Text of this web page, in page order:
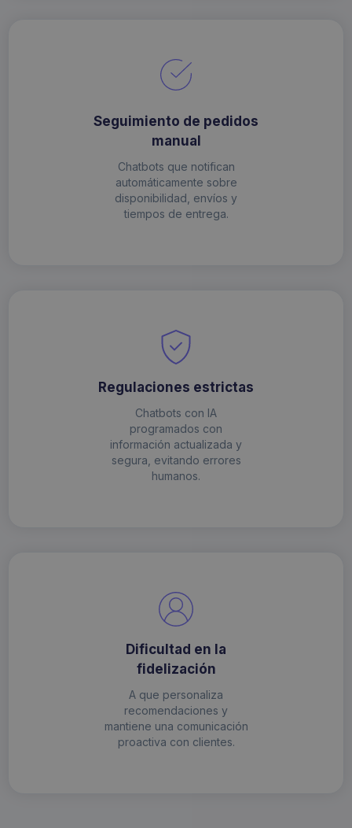
Seguimiento de pedidos
manual
Chatbots que notifican
automáticamente sobre
disponibilidad, envíos y
tiempos de entrega.
Regulaciones estrictas
Chatbots con IA
programados con
información actualizada y
segura, evitando errores
humanos.
Dificultad en la
fidelización
A que personaliza
recomendaciones y
mantiene una comunicación
proactiva con clientes.